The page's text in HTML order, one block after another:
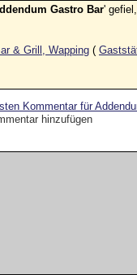
Gastro Bar'
& Grill, Wapping (
Kommentar für
hinzufügen